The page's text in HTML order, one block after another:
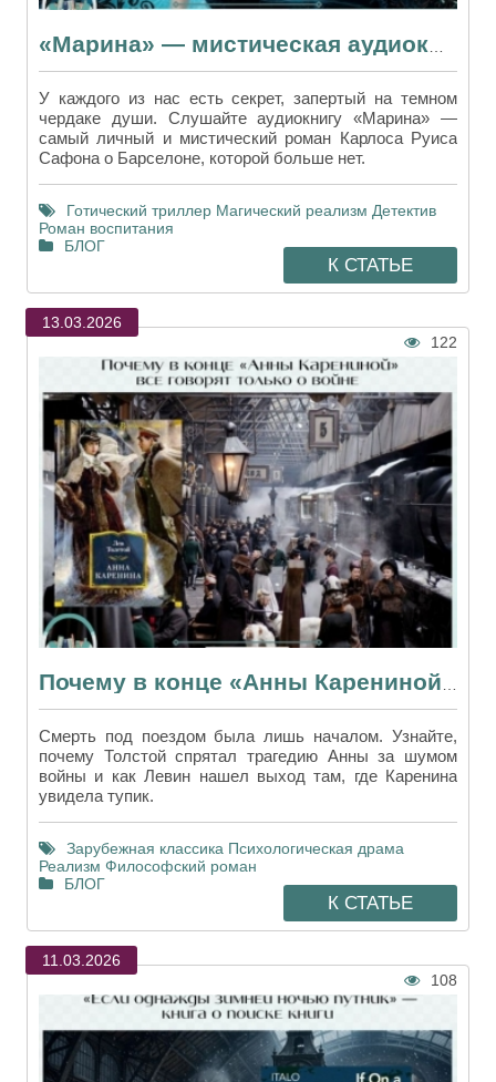
У каждого из нас есть секрет, запертый на темном
чердаке души. Слушайте аудиокнигу «Марина» —
самый личный и мистический роман Карлоса Руиса
Сафона о Барселоне, которой больше нет.
Готический триллер Магический реализм Детектив
Роман воспитания
БЛОГ
К СТАТЬЕ
13.03.2026
122
Смерть под поездом была лишь началом. Узнайте,
почему Толстой спрятал трагедию Анны за шумом
войны и как Левин нашел выход там, где Каренина
увидела тупик.
Зарубежная классика Психологическая драма
Реализм Философский роман
БЛОГ
К СТАТЬЕ
11.03.2026
108